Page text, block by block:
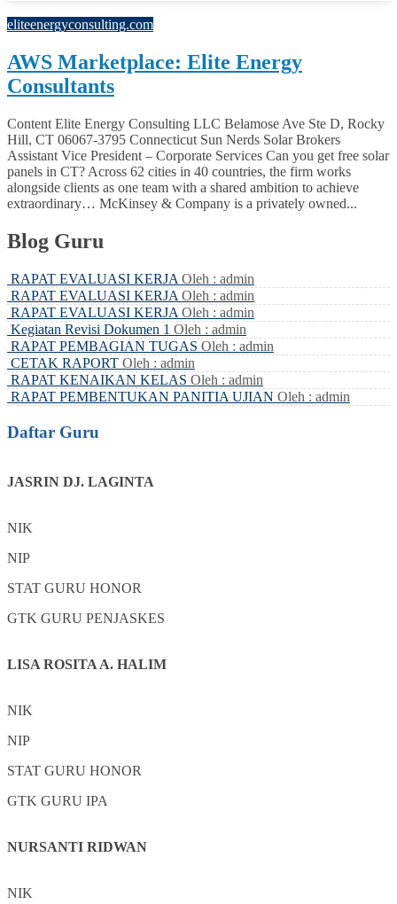
eliteenergyconsulting.com
AWS Marketplace: Elite Energy
Consultants
Content Elite Energy Consulting LLC Belamose Ave Ste D, Rocky
Hill, CT 06067-3795 Connecticut Sun Nerds Solar Brokers
Assistant Vice President – Corporate Services Can you get free solar
panels in CT? Across 62 cities in 40 countries, the firm works
alongside clients as one team with a shared ambition to achieve
extraordinary… McKinsey & Company is a privately owned...
Blog Guru
RAPAT EVALUASI KERJA Oleh : admin
RAPAT EVALUASI KERJA Oleh : admin
RAPAT EVALUASI KERJA Oleh : admin
Kegiatan Revisi Dokumen 1 Oleh : admin
RAPAT PEMBAGIAN TUGAS Oleh : admin
CETAK RAPORT Oleh : admin
RAPAT KENAIKAN KELAS Oleh : admin
RAPAT PEMBENTUKAN PANITIA UJIAN Oleh : admin
Daftar Guru
JASRIN DJ. LAGINTA
NIK
NIP
STAT GURU HONOR
GTK GURU PENJASKES
LISA ROSITA A. HALIM
NIK
NIP
STAT GURU HONOR
GTK GURU IPA
NURSANTI RIDWAN
NIK